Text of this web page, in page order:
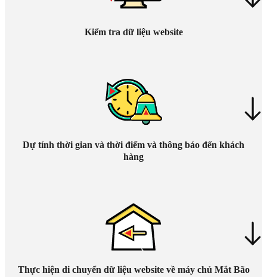
Kiểm tra dữ liệu website
Dự tính thời gian và thời điểm và thông báo đến khách
hàng
Thực hiện di chuyển dữ liệu website về máy chủ Mắt Bão